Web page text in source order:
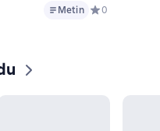
0 на основе 0 оценок
MetinMetin Средний
0